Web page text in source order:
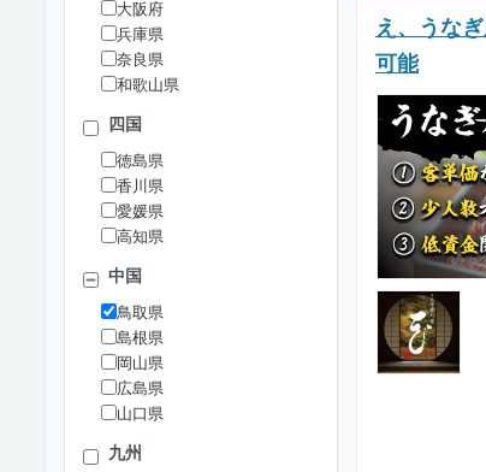
大阪府
兵庫県
奈良県
和歌山県
四国
徳島県
香川県
愛媛県
高知県
中国
鳥取県
島根県
岡山県
広島県
山口県
九州
え、うな
可能